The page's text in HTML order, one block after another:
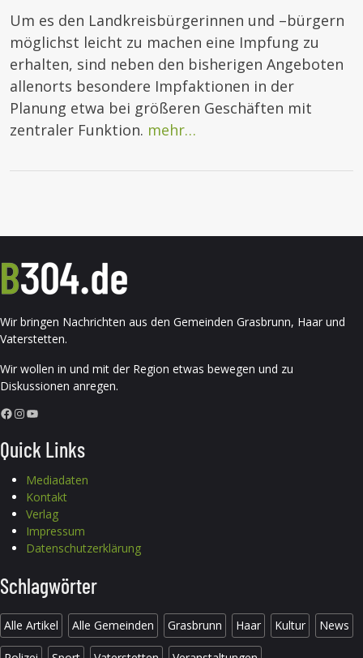
Um es den Landkreisbürgerinnen und –bürgern
möglichst leicht zu machen eine Impfung zu
erhalten, sind neben den bisherigen Angeboten
allenorts besondere Impfaktionen in der
Planung etwa bei größeren Geschäften mit
zentraler Funktion. mehr…
Wir bringen Nachrichten aus den Gemeinden Grasbrunn, Haar und
Vaterstetten.
Wir wollen in und mit der Region etwas bewegen und zu
Diskussionen anregen.
Facebook InstagramYouTube
Quick Links
Mediadaten
Kontakt
Verlag
Impressum
Datenschutzerklärung
Schlagwörter
Alle Artikel Alle Gemeinden Grasbrunn Haar Kultur News